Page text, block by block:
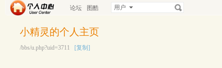
论坛 图酷 用户
小精灵的个人主页
/bbs/u.php?uid=3711 [复制]